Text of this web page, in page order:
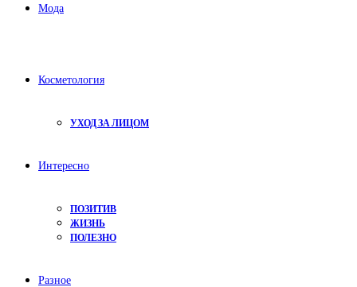
Мода
Косметология
УХОД ЗА ЛИЦОМ
Интересно
ПОЗИТИВ
ЖИЗНЬ
ПОЛЕЗНО
Разное